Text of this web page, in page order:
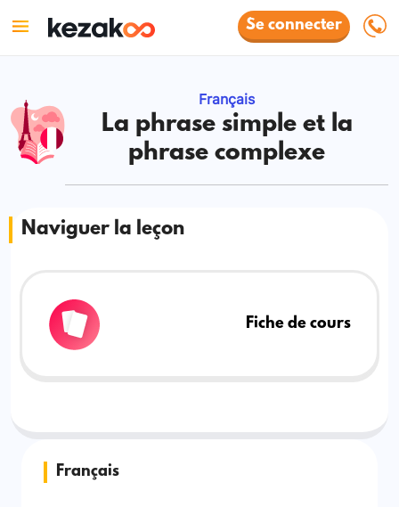
Se connecter
Français
La phrase simple et la
phrase complexe
Naviguer la leçon
Fiche de cours
Français